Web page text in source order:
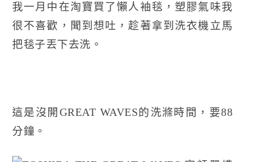
我一月中在淘寶買了懶人袖毯，塑膠氣味我
很不喜歡，聞到想吐，趁著拿到洗衣機立馬
把毯子丟下去洗。
這是沒開GREAT WAVES的洗滌時間，要88
分鐘。